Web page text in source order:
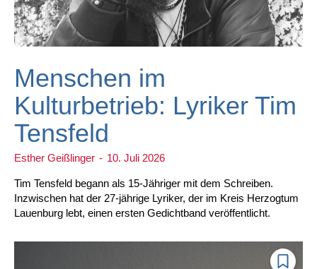
Menschen im
Kulturbetrieb: Lyriker Tim
Tensfeld
Esther Geißlinger - 10. Juli 2026
Tim Tensfeld begann als 15-Jähriger mit dem Schreiben.
Inzwischen hat der 27-jährige Lyriker, der im Kreis Herzogtum
Lauenburg lebt, einen ersten Gedichtband veröffentlicht.